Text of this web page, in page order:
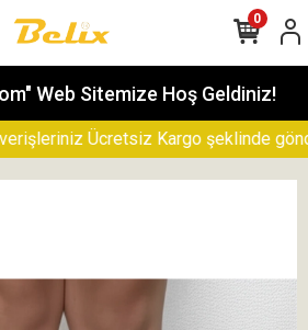
Web Sitemize Hoş Geldiniz!
Ücretsiz Kargo şeklinde
0